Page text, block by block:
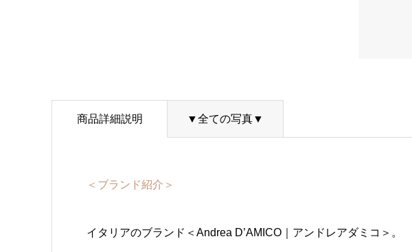
商品詳細説明 ▼全ての写真▼
＜ブランド紹介＞
イタリアのブランド＜Andrea D’AMICO｜アンドレアダミコ＞。